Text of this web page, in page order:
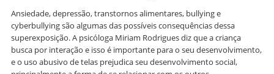
Ansiedade, depressão, transtornos alimentares, bullying e
cyberbullying são algumas das possíveis consequências dessa
superexposição. A psicóloga Miriam Rodrigues diz que a criança
busca por interação e isso é importante para o seu desenvolvimento,
e o uso abusivo de telas prejudica seu desenvolvimento social,